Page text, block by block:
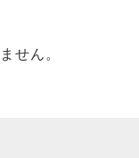
せん。